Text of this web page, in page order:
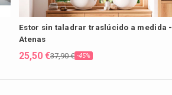
Estor sin taladrar traslúcido a medida -
Atenas
25,50 €37,90 € -45%